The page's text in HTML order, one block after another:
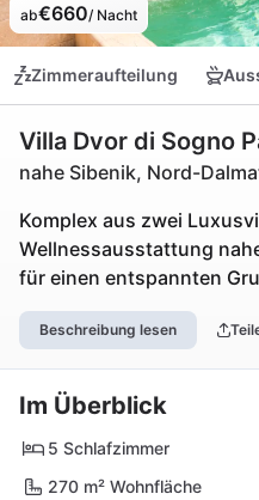
ab€660/ Nacht
Zimmeraufteilung
Villa Dvor di Sogno
nahe Sibenik, Nord-
Komplex aus zwei
Wellnessausstattung
für einen entspannten
Beschreibung lesen
Im Überblick
5 Schlafzimmer
270 m² Wohnfläche